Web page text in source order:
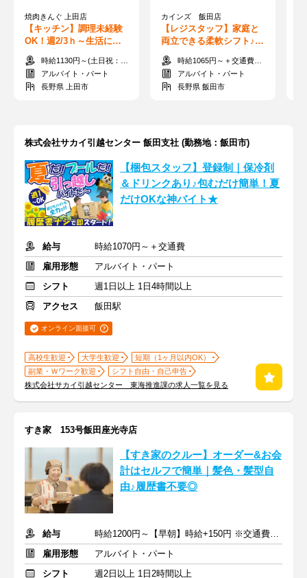
焼肉きんぐ 上田店
【キッチン】調理未経験
OK！週2/3ｈ～生活に合
わせて勤務可能★仕込み
や簡単な調理など♪
時給1130円～(土日祝：時給+50円)
アルバイト・パート
長野県 上田市
カインズ 飯田店
【レジスタッフ】家庭と
両立できる柔軟シフト♪シ
ステムの力で負担減少☆
時給1065円～＋交通費支給
アルバイト・パート
長野県 飯田市
株式会社サカイ引越センター 飯田支社 (勤務地：飯田市)
【梱包スタッフ】登録制｜保冷剤
＆ドリンクあり♪包むだけ簡単！夏
だけOKな神バイト★
給与
時給1070円～＋交通費
雇用形態
アルバイト・パート
シフト
週1日以上 1日4時間以上
アクセス
飯田駅
オンライン面接可
高校生歓迎 大学生歓迎
短期（1ヶ月以内OK）
副業・Ｗワーク歓迎
シフト自由・自己申告
株式会社サカイ引越センター 東海推進課の求人一覧を見る
すき家 153号飯田座光寺店
【すき家のクルー】オーダー&お会
計はセルフで簡単｜髪色・髪型自
由♪履歴書不要◎
給与
時給1200円～【早朝】時給+150円 ※交通費支給
雇用形態
アルバイト・パート
シフト
週2日以上 1日2時間以上